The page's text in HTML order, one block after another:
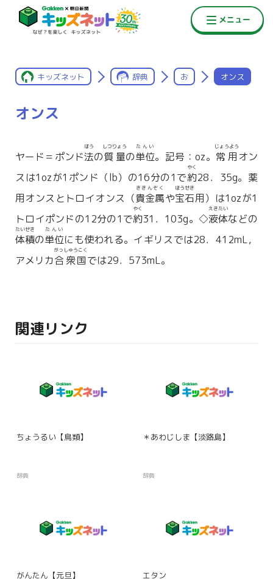
キッズネット 辞典 お オンス
オンス
ヤード＝ポンド法
ほう
の質量
しつりょう
の単位
たんい
。記号：oz。 常用
じょうよう
オン
スは1ozが1ポンド（lb）の16分の1で約
やく
28．35g。薬
用オンスとトロイオンス（貴金属
ききんぞく
や宝石
ほうせき
用）は1ozが1
トロイポンドの12分の1で約
やく
31．103g。◇液体
えきたい
などの
体積
たいせき
の単位
たんい
にも使われる。イギリスでは28．412mL，
アメリカ合衆国
がっしゅうこく
では29．573mL。
関連リンク
ちょうるい【鳥類】
辞典
＊あわじしま【淡路島】
辞典
がんたん【元旦】 エタン